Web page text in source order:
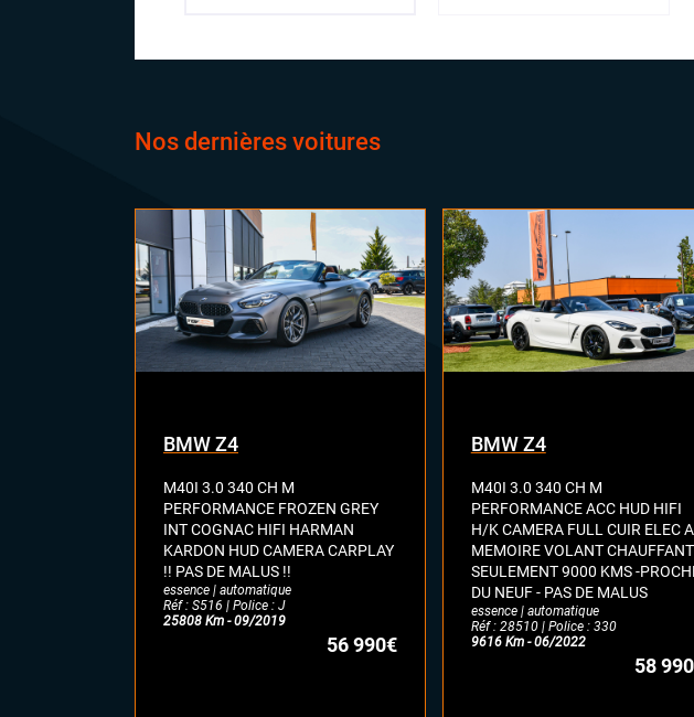
Nos dernières voitures
BMW Z4
M40I 3.0 340 CH M
PERFORMANCE FROZEN GREY
INT COGNAC HIFI HARMAN
KARDON HUD CAMERA CARPLAY
!! PAS DE MALUS !!
essence | automatique
Réf : S516 | Police : J
25808 Km - 09/2019
56 990€
BMW Z4
M40I 3.0 340 CH M
PERFORMANCE ACC HUD HIFI
H/K CAMERA FULL CUIR ELEC A
MEMOIRE VOLANT
SEULEMENT 9000 KMS -
DU NEUF - PAS DE MALUS
essence | automatique
Réf : 28510 | Police : 330
9616 Km - 06/2022
58